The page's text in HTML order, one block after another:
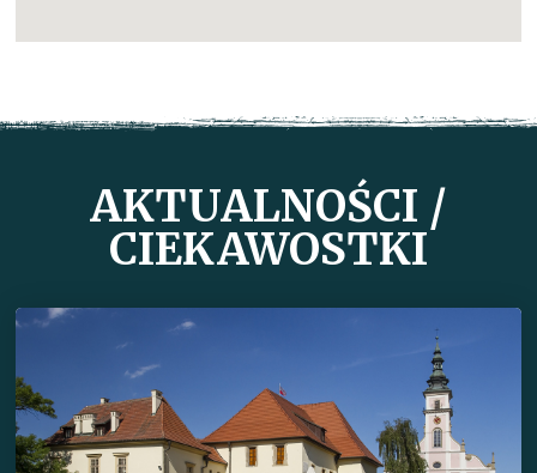
AKTUALNOŚCI /
CIEKAWOSTKI